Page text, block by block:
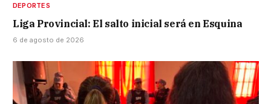
DEPORTES
Liga Provincial: El salto inicial será en Esquina
6 de agosto de 2026